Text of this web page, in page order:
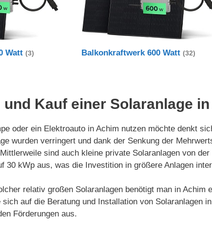
Watt (3) Balkonkraftwerk 600 Watt(32)
Kauf einer Solaranlage
oder ein Elektroauto in Achim nutzen möchte denkt
wurden verringert und dank der Senkung der
sind auch kleine private Solaranlagen von
30 kWp aus, was die Investition in größere Anlagen
relativ großen Solaranlagen benötigt man in
sich auf die Beratung und Installation von Solaranlagen
Förderungen aus.